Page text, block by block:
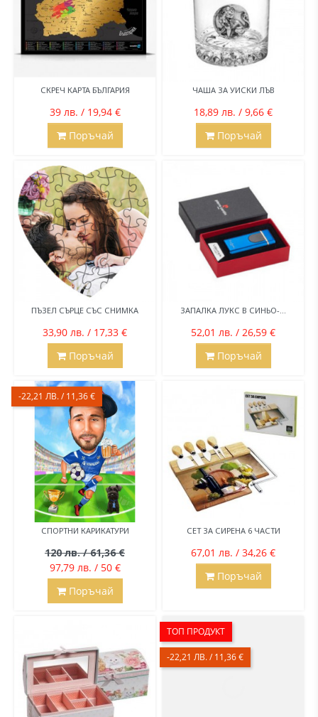
СКРЕЧ КАРТА БЪЛГАРИЯ
39 лв. / 19,94 €
Поръчай
ЧАША ЗА УИСКИ ЛЪВ
18,89 лв. / 9,66 €
Поръчай
ПЪЗЕЛ СЪРЦЕ СЪС СНИМКА
33,90 лв. / 17,33 €
Поръчай
ЗАПАЛКА ЛУКС В СИНЬО-...
52,01 лв. / 26,59 €
Поръчай
СПОРТНИ КАРИКАТУРИ
120 лв. / 61,36 €
97,79 лв. / 50 €
-22,21 ЛВ. / 11,36 €
Поръчай
СЕТ ЗА СИРЕНА 6 ЧАСТИ
67,01 лв. / 34,26 €
Поръчай
ТОП ПРОДУКТ
-22,21 ЛВ. / 11,36 €